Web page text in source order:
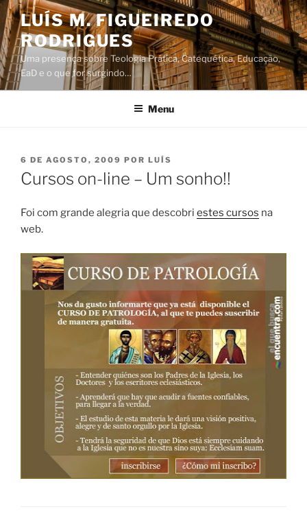
Saltar
para
o
conteúdo
LUÍS M. FIGUEIREDO
RODRIGUES
Uma presença sobre Teologia Prática, Catequética, Educação,
EaD e o que for surgindo…
Menu
PUBLICADO
EM
6 DE AGOSTO, 2009 POR LUÍS
Cursos on-line – Um sonho!!
Foi com grande alegria que descobri estes cursos na
web.